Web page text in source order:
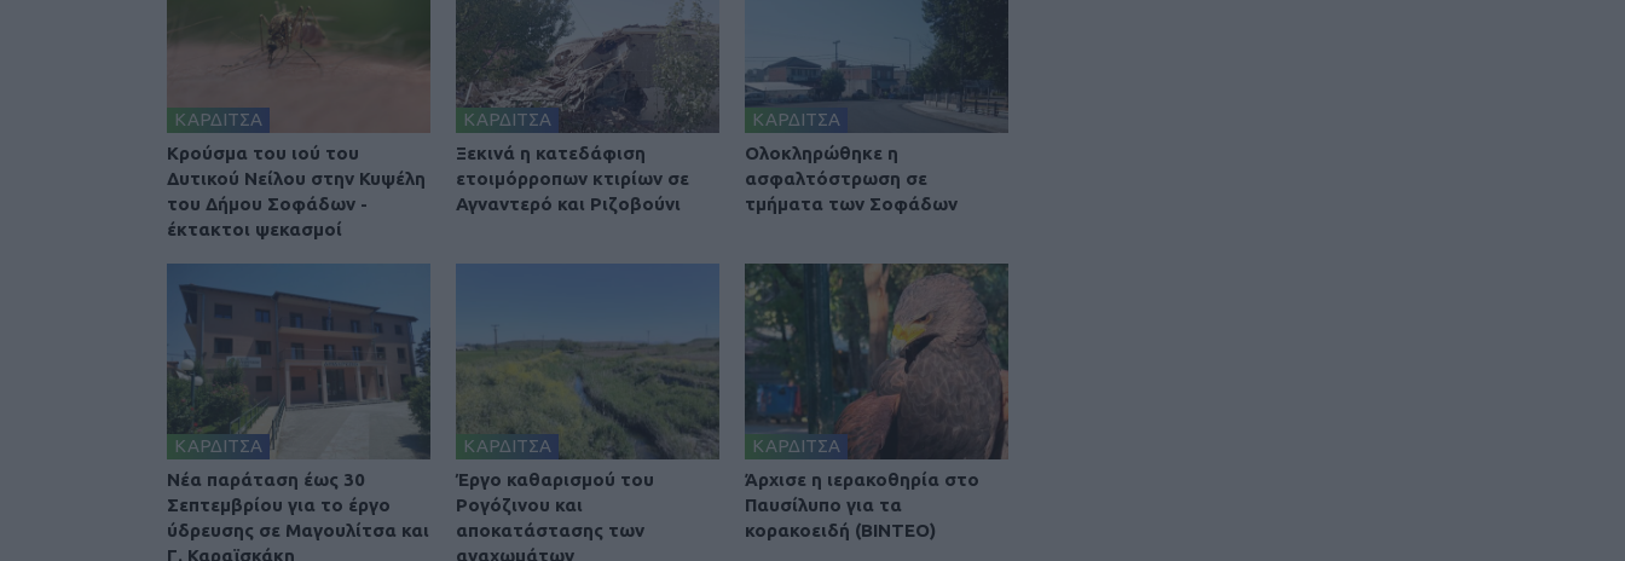
ΚΑΡΔΙΤΣΑ
Κρούσμα του ιού του
Δυτικού Νείλου στην Κυψέλη
του Δήμου Σοφάδων -
έκτακτοι ψεκασμοί
ΚΑΡΔΙΤΣΑ
Ξεκινά η κατεδάφιση
ετοιμόρροπων κτιρίων σε
Αγναντερό και Ριζοβούνι
ΚΑΡΔΙΤΣΑ
Ολοκληρώθηκε η
ασφαλτόστρωση σε
τμήματα των Σοφάδων
ΚΑΡΔΙΤΣΑ
Νέα παράταση έως 30
Σεπτεμβρίου για το έργο
ύδρευσης σε Μαγουλίτσα και
Γ. Καραϊσκάκη
ΚΑΡΔΙΤΣΑ
Έργο καθαρισμού του
Ρογόζινου και
αποκατάστασης των
αναχωμάτων
ΚΑΡΔΙΤΣΑ
Άρχισε η ιερακοθηρία στο
Παυσίλυπο για τα
κορακοειδή (ΒΙΝΤΕΟ)